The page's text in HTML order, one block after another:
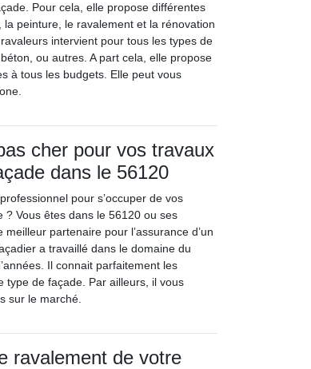
Pour cela, elle propose différentes
peinture, le ravalement et la rénovation
intervient pour tous les types de
ou autres. A part cela, elle propose
à tous les budgets. Elle peut vous
cher pour vos travaux
dans le 56120
pour s’occuper de vos
Vous êtes dans le 56120 ou ses
partenaire pour l’assurance d’un
a travaillé dans le domaine du
Il connait parfaitement les
type de façade. Par ailleurs, il vous
sur le marché.
ravalement de votre